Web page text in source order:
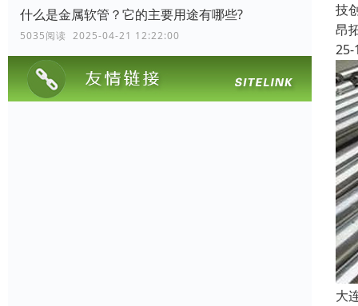
什么是金属软管？它的主要用途有哪些?
5035阅读 2025-04-21 12:22:00
技
昂
25-
大